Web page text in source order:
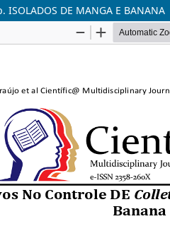
ISOLADOS DE MANGA E BANANA